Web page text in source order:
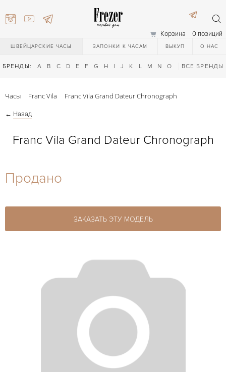
Корзина 0 позиций
ШВЕЙЦАРСКИЕ ЧАСЫ ЗАПОНКИ К ЧАСАМ ВЫКУП О НАС
БРЕНДЫ: A B C D E F G H I J K L M N O Q R S T
ВСЕ БРЕНДЫ
27-44
27-44
Часы Franc Vila Franc Vila Grand Dateur Chronograph
← Назад
Franc Vila Grand Dateur Chronograph
Продано
ЗАКАЗАТЬ ЭТУ МОДЕЛЬ